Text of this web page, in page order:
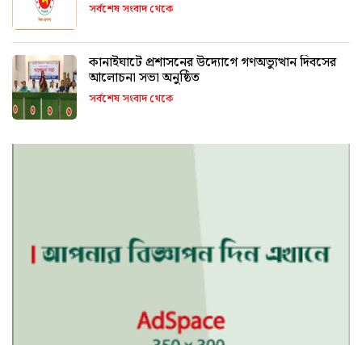
সর্বশেষ সংবাদ থেকে
কানাইঘাটে প্রশাসনের উদ্যোগে গণঅভ্যুত্থান দিবসের
আলোচনা সভা অনুষ্ঠিত
সর্বশেষ সংবাদ থেকে